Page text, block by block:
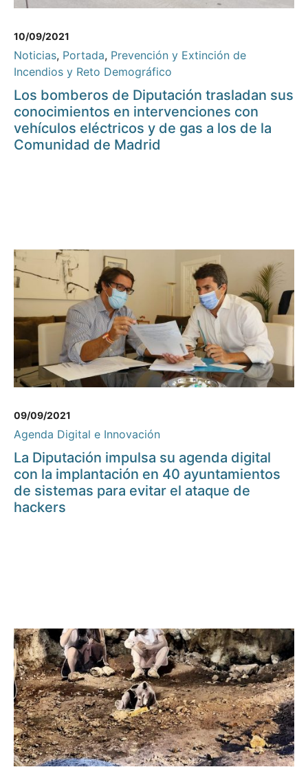
10/09/2021
Noticias, Portada, Prevención y Extinción de
Incendios y Reto Demográfico
Los bomberos de Diputación trasladan sus
conocimientos en intervenciones con
vehículos eléctricos y de gas a los de la
Comunidad de Madrid
09/09/2021
Agenda Digital e Innovación
La Diputación impulsa su agenda digital
con la implantación en 40 ayuntamientos
de sistemas para evitar el ataque de
hackers